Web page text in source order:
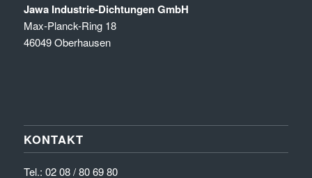
Jawa Industrie-Dichtungen GmbH
Max-Planck-Ring 18
46049 Oberhausen
KONTAKT
Tel.: 02 08 / 80 69 80